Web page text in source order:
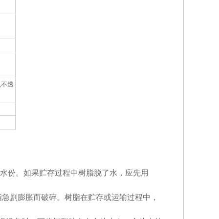
透
份。如果贮存过程中树脂脱了水，应先用
剧膨胀而破碎。树脂在贮存或运输过程中，